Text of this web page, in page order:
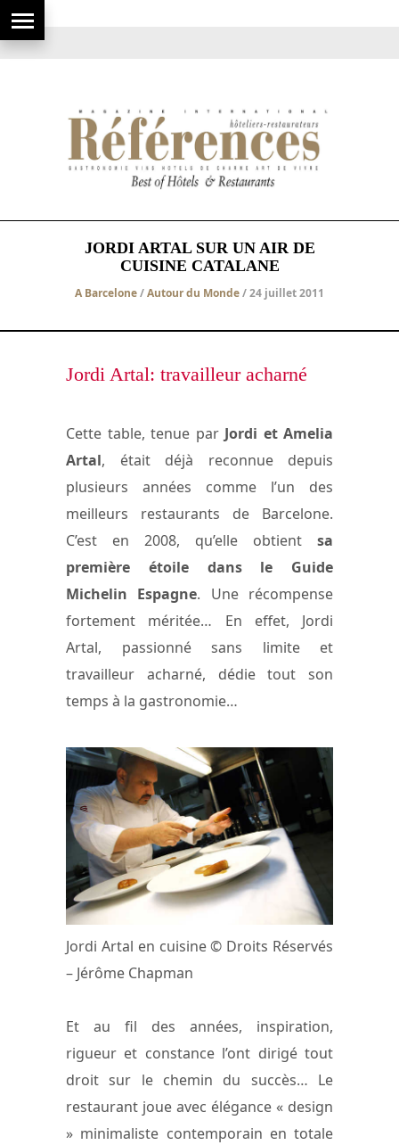
JORDI ARTAL SUR UN AIR DE
CUISINE CATALANE
A Barcelone/Autour du Monde/ 24 juillet 2011
Jordi Artal: travailleur acharné
Cette table, tenue par Jordi et Amelia
Artal, était déjà reconnue depuis
plusieurs années comme l’un des
meilleurs restaurants de Barcelone.
C’est en 2008, qu’elle obtient sa
première étoile dans le Guide
Michelin Espagne. Une récompense
fortement méritée… En effet, Jordi
Artal, passionné sans limite et
travailleur acharné, dédie tout son
temps à la gastronomie…
Jordi Artal en cuisine © Droits Réservés
– Jérôme Chapman
Et au fil des années, inspiration,
rigueur et constance l’ont dirigé tout
droit sur le chemin du succès… Le
restaurant joue avec élégance « design
» minimaliste contemporain en totale